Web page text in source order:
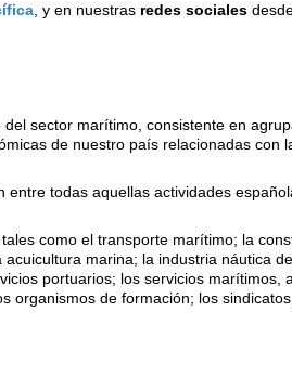
, y en nuestras redes sociales
sector marítimo, consistente en
de nuestro país relacionadas con
todas aquellas actividades
como el transporte marítimo; la
marina; la industria náutica
portuarios; los servicios marítimos,
organismos de formación; los